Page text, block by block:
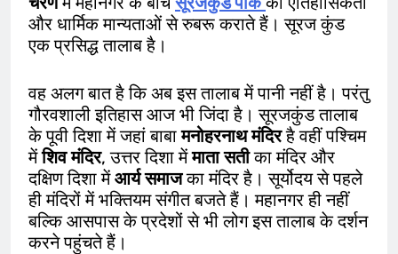
और धार्मिक मान्यताओं से रुबरू कराते हैं। सूरज कुंड
एक प्रसिद्ध तालाब है।
वह अलग बात है कि अब इस तालाब में पानी नहीं है। परंतु
गौरवशाली इतिहास आज भी जिंदा है। सूरजकुंड तालाब
के पूवी दिशा में जहां बाबामनोहरनाथ मंदिरहै वहीं पश्चिम
मेंशिव मंदिर, उत्तर दिशा मेंमाता सतीका मंदिर और
दक्षिण दिशा मेंआर्य समाजका मंदिर है। सूर्योदय से पहले
ही मंदिरों में भक्तियम संगीत बजते हैं। महानगर ही नहीं
बल्कि आसपास के प्रदेशों से भी लोग इस तालाब के दर्शन
करने पहुंचते हैं।